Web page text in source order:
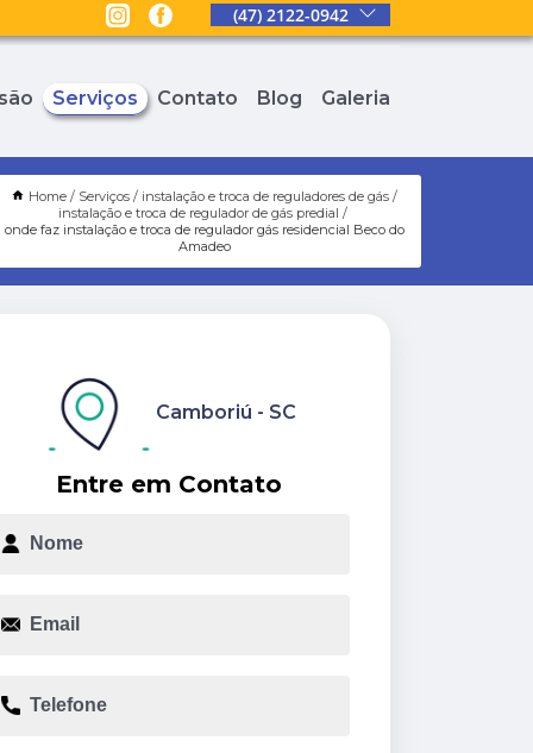
(47) 2122-0942
Serviços Contato Blog Galeria
Home Serviços
instalação e troca de reguladores de gás
instalação e troca de regulador de gás predial
onde faz instalação e troca de regulador gás residencial Beco do
Amadeo
Entre em Contato
Camboriú - SC